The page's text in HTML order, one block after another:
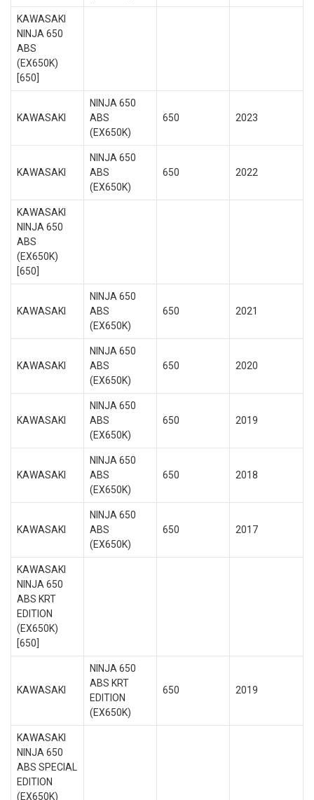
KAWASAKI
NINJA 650
ABS
(EX650K)
[650]
KAWASAKI
NINJA 650
ABS
(EX650K)
650 2023
KAWASAKI
NINJA 650
ABS
(EX650K)
650 2022
KAWASAKI
NINJA 650
ABS
(EX650K)
[650]
KAWASAKI
NINJA 650
ABS
(EX650K)
650 2021
KAWASAKI
NINJA 650
ABS
(EX650K)
650 2020
KAWASAKI
NINJA 650
ABS
(EX650K)
650 2019
KAWASAKI
NINJA 650
ABS
(EX650K)
650 2018
KAWASAKI
NINJA 650
ABS
(EX650K)
650 2017
KAWASAKI
NINJA 650
ABS KRT
EDITION
(EX650K)
[650]
KAWASAKI
NINJA 650
ABS KRT
EDITION
(EX650K)
650 2019
KAWASAKI
NINJA 650
ABS SPECIAL
EDITION
(EX650K)